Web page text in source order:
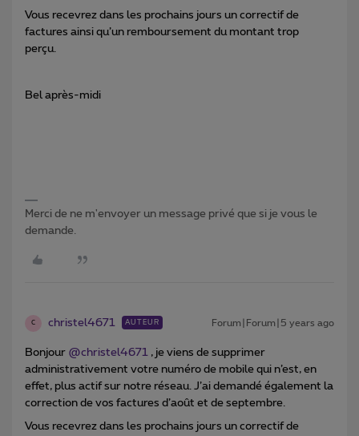
Vous recevrez dans les prochains jours un correctif de
factures ainsi qu’un remboursement du montant trop
perçu.
Bel après-midi
Merci de ne m'envoyer un message privé que si je vous le
demande.
C christel4671 AUTEUR Forum|Forum|5 years ago
Bonjour @christel4671 , je viens de supprimer
administrativement votre numéro de mobile qui n’est, en
effet, plus actif sur notre réseau. J’ai demandé également la
correction de vos factures d’août et de septembre.
Vous recevrez dans les prochains jours un correctif de